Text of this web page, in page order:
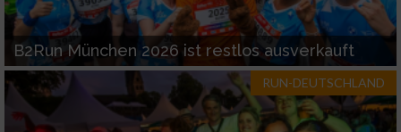
B2Run München 2026 ist restlos ausverkauft
RUN-DEUTSCHLAND